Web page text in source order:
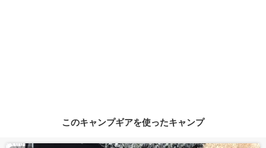
このキャンプギアを使ったキャンプ